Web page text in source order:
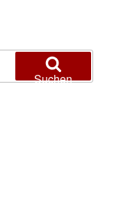
Suchen